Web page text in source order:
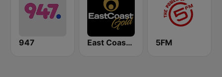
947 East Coast Gold 5FM